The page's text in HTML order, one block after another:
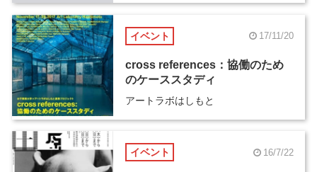
イベント 17/11/20
cross references：協働のため
のケーススタディ
アートラボはしもと
イベント 16/7/22